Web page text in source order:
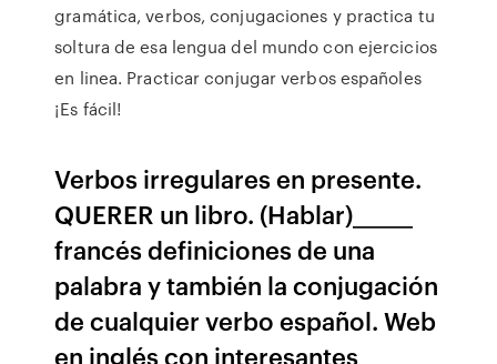
gramática, verbos, conjugaciones y practica tu
soltura de esa lengua del mundo con ejercicios
en linea. Practicar conjugar verbos españoles
¡Es fácil!
Verbos irregulares en presente.
QUERER un libro. (Hablar)______
francés definiciones de una
palabra y también la conjugación
de cualquier verbo español. Web
en inglés con interesantes